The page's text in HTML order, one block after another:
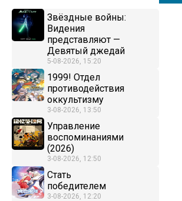
Звёздные войны:
Видения
представляют —
Девятый джедай
5-08-2026, 15:20
1999! Отдел
противодействия
оккультизму
3-08-2026, 13:50
Управление
воспоминаниями
(2026)
3-08-2026, 12:50
Стать
победителем
3-08-2026, 12:20